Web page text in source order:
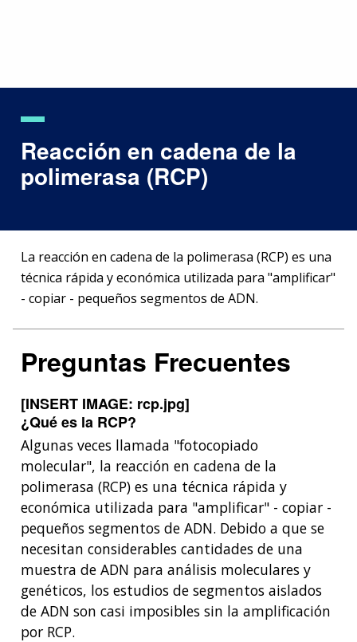
Reacción en cadena de la
polimerasa (RCP)
La reacción en cadena de la polimerasa (RCP) es una
técnica rápida y económica utilizada para "amplificar"
- copiar - pequeños segmentos de ADN.
Preguntas Frecuentes
[INSERT IMAGE: rcp.jpg]
¿Qué es la RCP?
Algunas veces llamada "fotocopiado
molecular", la reacción en cadena de la
polimerasa (RCP) es una técnica rápida y
económica utilizada para "amplificar" - copiar -
pequeños segmentos de ADN. Debido a que se
necesitan considerables cantidades de una
muestra de ADN para análisis moleculares y
genéticos, los estudios de segmentos aislados
de ADN son casi imposibles sin la amplificación
por RCP.